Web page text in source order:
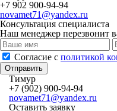
+7 902 900-94-94
novamet71@yandex.ru
Консультация специалиста
Наш менеджер перезвонит
Cогласие с политикой
Отправить
Тимур
+7 (902) 900-94-94
novamet71@yandex.ru
Оставить заявку